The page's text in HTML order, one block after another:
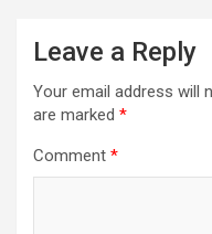
Leave a Reply
Your email address will
are marked *
Comment *